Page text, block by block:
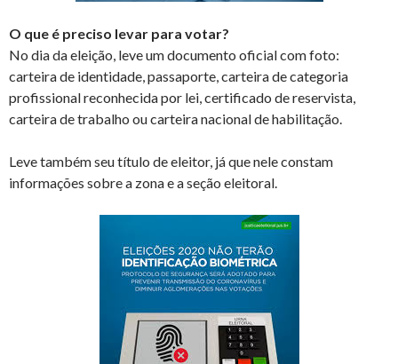
O que é preciso levar para votar?
No dia da eleição, leve um documento oficial com foto:
carteira de identidade, passaporte, carteira de categoria
profissional reconhecida por lei, certificado de reservista,
carteira de trabalho ou carteira nacional de habilitação.
Leve também seu título de eleitor, já que nele constam
informações sobre a zona e a seção eleitoral.